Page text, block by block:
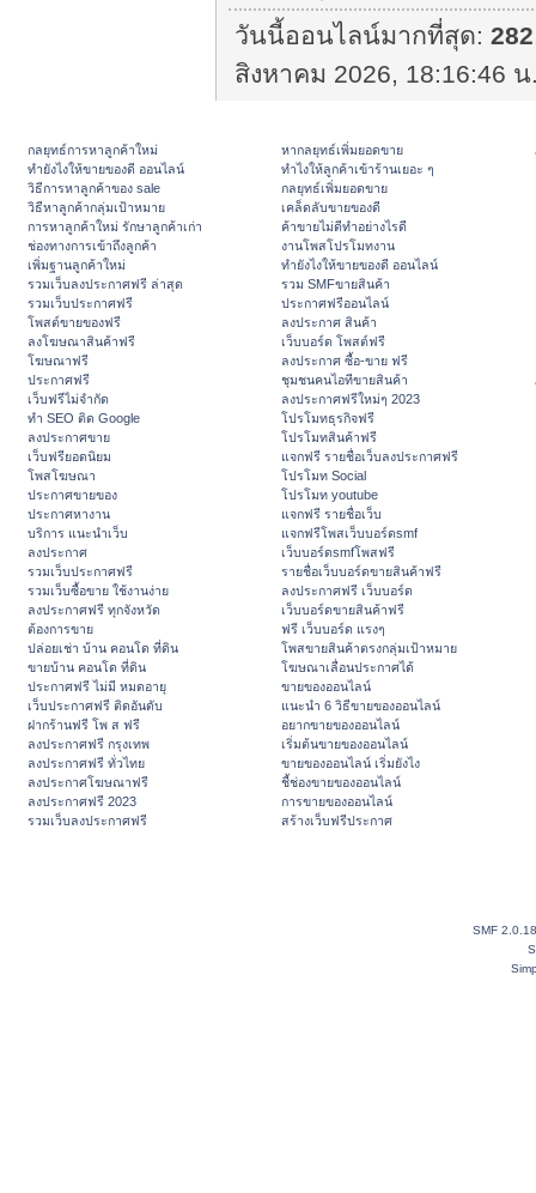
วันนี้ออนไลน์มากที่สุด:282
สิงหาคม 2026, 18:16:46 น
กลยุทธ์การหาลูกค้าใหม่
ทํายังไงให้ขายของดี ออนไลน์
วิธีการหาลูกค้าของ sale
วิธีหาลูกค้ากลุ่มเป้าหมาย
การหาลูกค้าใหม่ รักษาลูกค้าเก่า
ช่องทางการเข้าถึงลูกค้า
เพิ่มฐานลูกค้าใหม่
รวมเว็บลงประกาศฟรี ล่าสุด
รวมเว็บประกาศฟรี
โพสต์ขายของฟรี
ลงโฆษณาสินค้าฟรี
โฆษณาฟรี
ประกาศฟรี
เว็บฟรีไม่จำกัด
ทำ SEO ติด Google
ลงประกาศขาย
เว็บฟรียอดนิยม
โพสโฆษณา
ประกาศขายของ
ประกาศหางาน
บริการ แนะนำเว็บ
ลงประกาศ
รวมเว็บประกาศฟรี
รวมเว็บซื้อขาย ใช้งานง่าย
ลงประกาศฟรี ทุกจังหวัด
ต้องการขาย
ปล่อยเช่า บ้าน คอนโด ที่ดิน
ขายบ้าน คอนโด ที่ดิน
ประกาศฟรี ไม่มี หมดอายุ
เว็บประกาศฟรี ติดอันดับ
ฝากร้านฟรี โพ ส ฟรี
ลงประกาศฟรี กรุงเทพ
ลงประกาศฟรี ทั่วไทย
ลงประกาศโฆษณาฟรี
ลงประกาศฟรี 2023
รวมเว็บลงประกาศฟรี
หากลยุทธ์เพิ่มยอดขาย
ทําไงให้ลูกค้าเข้าร้านเยอะ ๆ
กลยุทธ์เพิ่มยอดขาย
เคล็ดลับขายของดี
ค้าขายไม่ดีทำอย่างไรดี
งานโพสโปรโมทงาน
ทํายังไงให้ขายของดี ออนไลน์
รวม SMFขายสินค้า
ประกาศฟรีออนไลน์
ลงประกาศ สินค้า
เว็บบอร์ด โพสต์ฟรี
ลงประกาศ ซื้อ-ขาย ฟรี
ชุมชนคนไอทีขายสินค้า
ลงประกาศฟรีใหม่ๆ 2023
โปรโมทธุรกิจฟรี
โปรโมทสินค้าฟรี
แจกฟรี รายชื่อเว็บลงประกาศฟรี
โปรโมท Social
โปรโมท youtube
แจกฟรี รายชื่อเว็บ
แจกฟรีโพสเว็บบอร์ดsmf
เว็บบอร์ดsmfโพสฟรี
รายชื่อเว็บบอร์ดขายสินค้าฟรี
ลงประกาศฟรี เว็บบอร์ด
เว็บบอร์ดขายสินค้าฟรี
ฟรี เว็บบอร์ด แรงๆ
โพสขายสินค้าตรงกลุ่มเป้าหมาย
โฆษณาเลื่อนประกาศได้
ขายของออนไลน์
แนะนำ 6 วิธีขายของออนไลน์
อยากขายของออนไลน์
เริ่มต้นขายของออนไลน์
ขายของออนไลน์ เริ่มยังไง
ชี้ช่องขายของออนไลน์
การขายของออนไลน์
สร้างเว็บฟรีประกาศ
SMF 2.0.18